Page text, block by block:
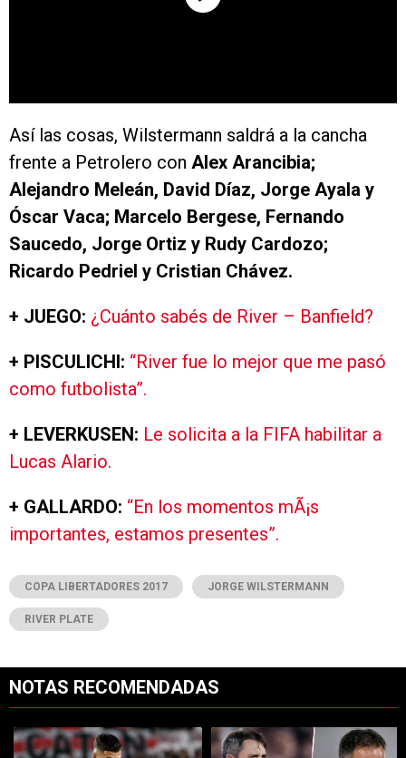
Así las cosas, Wilstermann saldrá a la cancha
frente a Petrolero con Alex Arancibia;
Alejandro Meleán, David Díaz, Jorge Ayala y
Óscar Vaca; Marcelo Bergese, Fernando
Saucedo, Jorge Ortiz y Rudy Cardozo;
Ricardo Pedriel y Cristian Chávez.
+ JUEGO: ¿Cuánto sabés de River – Banfield?
+ PISCULICHI: “River fue lo mejor que me pasó
como futbolista”.
+ LEVERKUSEN: Le solicita a la FIFA habilitar a
Lucas Alario.
+ GALLARDO: “En los momentos mÃ¡s
importantes, estamos presentes”.
COPA LIBERTADORES 2017 JORGE WILSTERMANN
RIVER PLATE
NOTAS RECOMENDADAS
Un artículo de tendencia con el título "Tras su salida de River,
Un artículo de tendencia con el